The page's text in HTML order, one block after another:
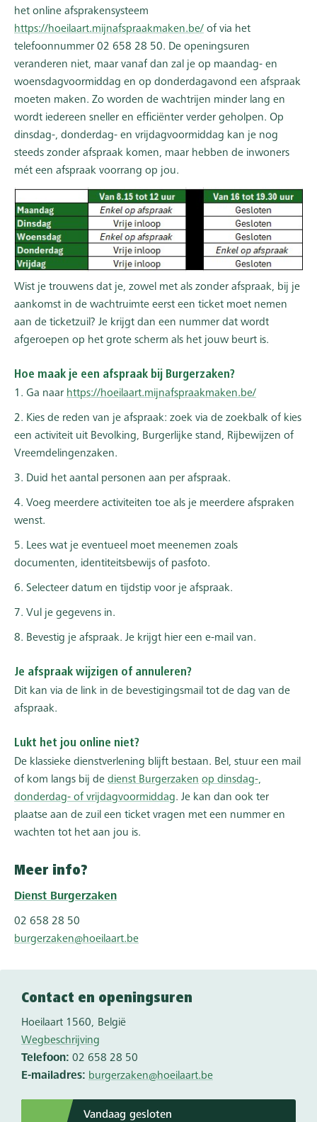
het online afsprakensysteem
https://hoeilaart.mijnafspraakmaken.be/ of via het
telefoonnummer 02 658 28 50. De openingsuren
veranderen niet, maar vanaf dan zal je op maandag- en
woensdagvoormiddag en op donderdagavond een afspraak
moeten maken. Zo worden de wachtrijen minder lang en
wordt iedereen sneller en efficiënter verder geholpen. Op
dinsdag-, donderdag- en vrijdagvoormiddag kan je nog
steeds zonder afspraak komen, maar hebben de inwoners
mét een afspraak voorrang op jou.
Wist je trouwens dat je, zowel met als zonder afspraak, bij je
aankomst in de wachtruimte eerst een ticket moet nemen
aan de ticketzuil? Je krijgt dan een nummer dat wordt
afgeroepen op het grote scherm als het jouw beurt is.
Hoe maak je een afspraak bij Burgerzaken?
1. Ga naar https://hoeilaart.mijnafspraakmaken.be/
2. Kies de reden van je afspraak: zoek via de zoekbalk of kies
een activiteit uit Bevolking, Burgerlijke stand, Rijbewijzen of
Vreemdelingenzaken.
3. Duid het aantal personen aan per afspraak.
4. Voeg meerdere activiteiten toe als je meerdere afspraken
wenst.
5. Lees wat je eventueel moet meenemen zoals
documenten, identiteitsbewijs of pasfoto.
6. Selecteer datum en tijdstip voor je afspraak.
7. Vul je gegevens in.
8. Bevestig je afspraak. Je krijgt hier een e-mail van.
Je afspraak wijzigen of annuleren?
Dit kan via de link in de bevestigingsmail tot de dag van de
afspraak.
Lukt het jou online niet?
De klassieke dienstverlening blijft bestaan. Bel, stuur een mail
of kom langs bij de dienst Burgerzaken op dinsdag-,
donderdag- of vrijdagvoormiddag. Je kan dan ook ter
plaatse aan de zuil een ticket vragen met een nummer en
wachten tot het aan jou is.
Meer info?
Dienst Burgerzaken
02 658 28 50
burgerzaken@hoeilaart.be
Contact en openingsuren
Hoeilaart 1560
België
Wegbeschrijving
Telefoon 02 658 28 50
E-mailadres
burgerzaken@hoeilaart.be
Vandaag gesloten